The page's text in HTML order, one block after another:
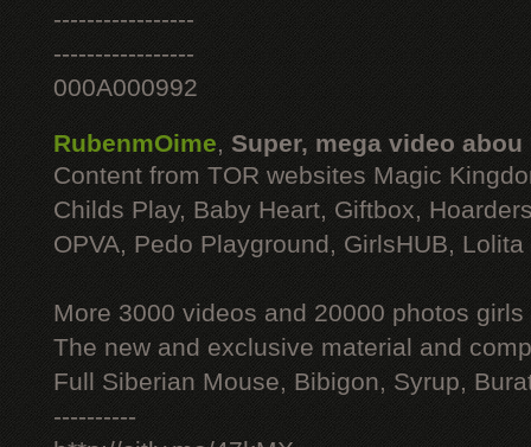
-----------------
-----------------
000A000992
RubenmOime, Super, mega video abou
Content from TOR websites Magic
Childs Play, Baby Heart, Giftbox,
OPVA, Pedo Playground, GirlsHUB, Lolita
More 3000 videos and 20000 photos
The new and exclusive material and
Full Siberian Mouse, Bibigon, Syrup,
----------